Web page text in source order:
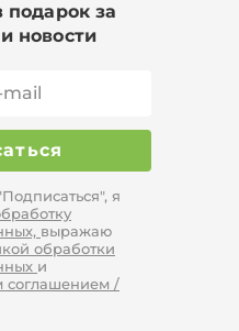
подарок за
новости
я
выражаю
обработки
и
соглашением /